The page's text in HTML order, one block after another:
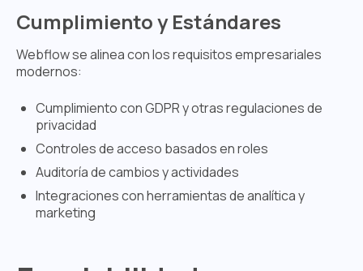
Cumplimiento y Estándares
Webflow se alinea con los requisitos empresariales
modernos:
Cumplimiento con GDPR y otras regulaciones de
privacidad
Controles de acceso basados en roles
Auditoría de cambios y actividades
Integraciones con herramientas de analítica y
marketing